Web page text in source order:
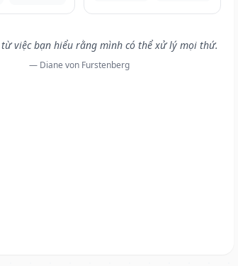
việc bạn hiểu rằng mình có thể xử lý mọi thứ.
— Diane von Furstenberg